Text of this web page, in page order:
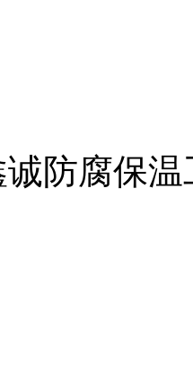
诚防腐保